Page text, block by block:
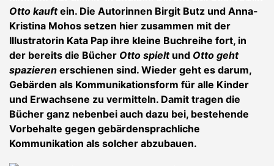
Otto kauftein. Die Autorinnen Birgit Butz und Anna-
Kristina Mohos setzen hier zusammen mit der
Illustratorin Kata Pap ihre kleine Buchreihe fort, in
der bereits die Bücher Otto spieltund Otto geht
spazieren erschienen sind. Wieder geht es darum,
Gebärden als Kommunikationsform für alle Kinder
und Erwachsene zu vermitteln. Damit tragen die
Bücher ganz nebenbei auch dazu bei, bestehende
Vorbehalte gegen gebärdensprachliche
Kommunikation als solcher abzubauen.